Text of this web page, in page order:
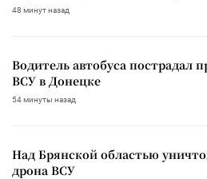
48 минут назад
Водитель автобуса пострадал
ВСУ в Донецке
54 минуты назад
Над Брянской областью
дрона ВСУ